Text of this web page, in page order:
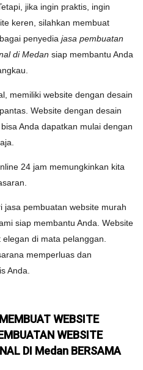
jika ingin praktis, ingin
keren, silahkan membuat
penyedia jasa pembuatan
di Medan siap membantu Anda
memiliki website dengan desain
Website dengan desain
Anda dapatkan mulai dengan
24 jam memungkinkan kita
jasa pembuatan website murah
siap membantu Anda. Website
di mata pelanggan.
memperluas dan
Anda.
WEBSITE
WEBSITE
DI Medan BERSAMA